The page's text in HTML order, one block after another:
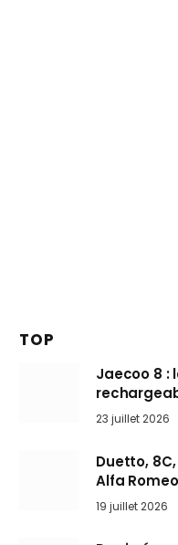
TOP
Jaecoo 8 :
arrive en
23 juillet 2026
Duetto,
Alfa
l’art de
19 juillet 2026